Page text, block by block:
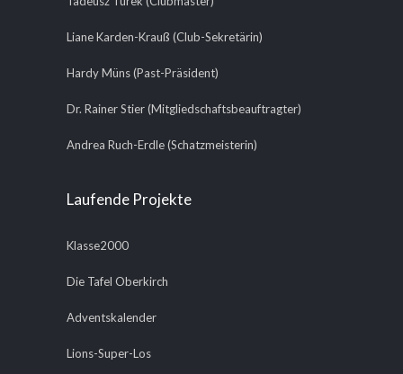
Liane Karden-Krauß (Club-Sekretärin)
Hardy Müns (Past-Präsident)
Dr. Rainer Stier (Mitgliedschaftsbeauftragter)
Andrea Ruch-Erdle (Schatzmeisterin)
Laufende Projekte
Klasse2000
Die Tafel Oberkirch
Adventskalender
Lions-Super-Los